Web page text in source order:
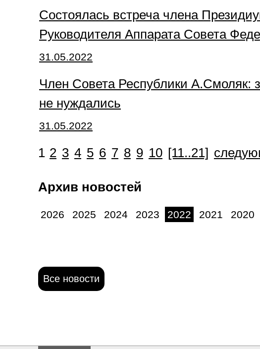
Состоялась встреча члена
Руководителя Аппарата Совета
31.05.2022
Член Совета Республики А.Смоляк:
не нуждались
31.05.2022
1 2 3 4 5 6 7 8 9 10 [11..21]
Архив новостей
2026 2025 2024 2023 2022 2021 2020
Все новости